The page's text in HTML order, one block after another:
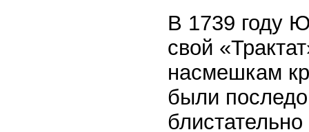
В 1739 году
свой
насмешкам
были